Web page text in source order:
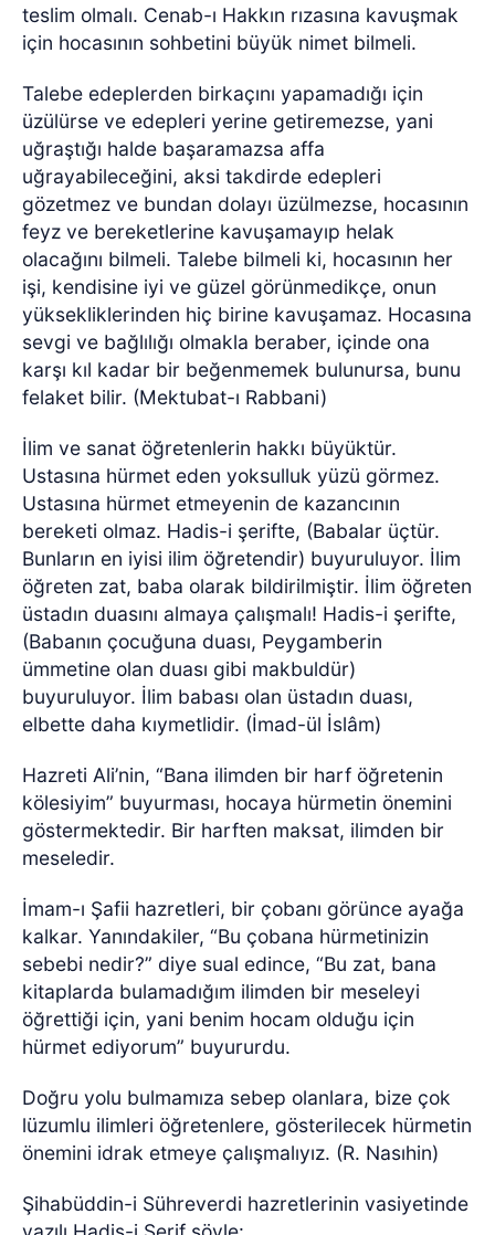
teslim olmalı. Cenab-ı Hakkın rızasına kavuşmak
için hocasının sohbetini büyük nimet bilmeli.
Talebe edeplerden birkaçını yapamadığı için
üzülürse ve edepleri yerine getiremezse, yani
uğraştığı halde başaramazsa affa
uğrayabileceğini, aksi takdirde edepleri
gözetmez ve bundan dolayı üzülmezse, hocasının
feyz ve bereketlerine kavuşamayıp helak
olacağını bilmeli. Talebe bilmeli ki, hocasının her
işi, kendisine iyi ve güzel görünmedikçe, onun
yüksekliklerinden hiç birine kavuşamaz. Hocasına
sevgi ve bağlılığı olmakla beraber, içinde ona
karşı kıl kadar bir beğenmemek bulunursa, bunu
felaket bilir. (Mektubat-ı Rabbani)
İlim ve sanat öğretenlerin hakkı büyüktür.
Ustasına hürmet eden yoksulluk yüzü görmez.
Ustasına hürmet etmeyenin de kazancının
bereketi olmaz. Hadis-i şerifte, (Babalar üçtür.
Bunların en iyisi ilim öğretendir) buyuruluyor. İlim
öğreten zat, baba olarak bildirilmiştir. İlim öğreten
üstadın duasını almaya çalışmalı! Hadis-i şerifte,
(Babanın çocuğuna duası, Peygamberin
ümmetine olan duası gibi makbuldür)
buyuruluyor. İlim babası olan üstadın duası,
elbette daha kıymetlidir. (İmad-ül İslâm)
Hazreti Ali’nin, “Bana ilimden bir harf öğretenin
kölesiyim” buyurması, hocaya hürmetin önemini
göstermektedir. Bir harften maksat, ilimden bir
meseledir.
İmam-ı Şafii hazretleri, bir çobanı görünce ayağa
kalkar. Yanındakiler, “Bu çobana hürmetinizin
sebebi nedir?” diye sual edince, “Bu zat, bana
kitaplarda bulamadığım ilimden bir meseleyi
öğrettiği için, yani benim hocam olduğu için
hürmet ediyorum” buyururdu.
Doğru yolu bulmamıza sebep olanlara, bize çok
lüzumlu ilimleri öğretenlere, gösterilecek hürmetin
önemini idrak etmeye çalışmalıyız. (R. Nasıhin)
Şihabüddin-i Sühreverdi hazretlerinin vasiyetinde